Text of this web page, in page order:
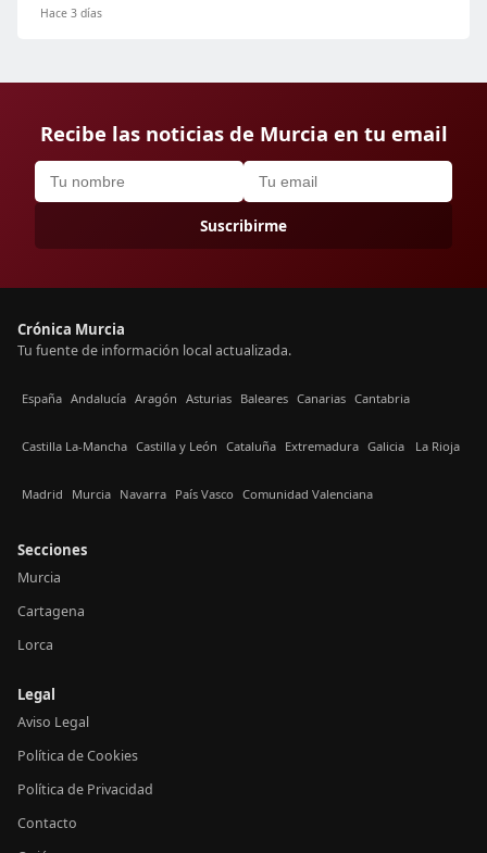
Hace 3 días
Recibe las noticias de Murcia en tu email
Suscribirme
Crónica Murcia
Tu fuente de información local actualizada.
España Andalucía Aragón Asturias Baleares Canarias Cantabria
Castilla La-Mancha Castilla y León Cataluña Extremadura Galicia La Rioja
Madrid Murcia Navarra País Vasco Comunidad Valenciana
Secciones
Murcia
Cartagena
Lorca
Legal
Aviso Legal
Política de Cookies
Política de Privacidad
Contacto